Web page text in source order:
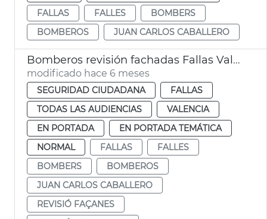
FALLAS
FALLES
BOMBERS
BOMBEROS
JUAN CARLOS CABALLERO
Bomberos revisión fachadas Fallas València
modificado hace 6 meses
SEGURIDAD CIUDADANA
FALLAS
TODAS LAS AUDIENCIAS
VALENCIA
EN PORTADA
EN PORTADA TEMÁTICA
NORMAL
FALLAS
FALLES
BOMBERS
BOMBEROS
JUAN CARLOS CABALLERO
REVISIÓ FAÇANES